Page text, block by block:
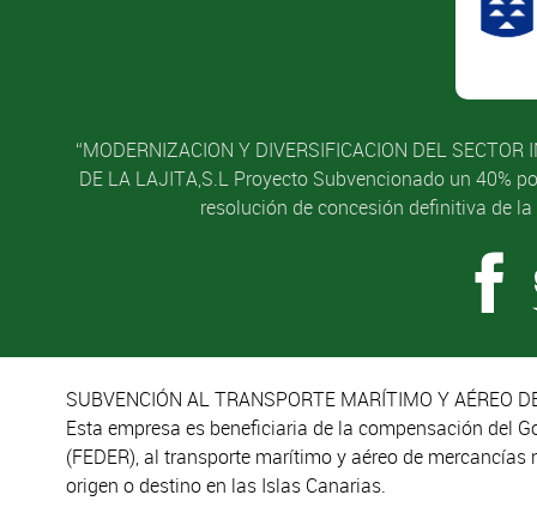
“MODERNIZACION Y DIVERSIFICACION DEL
DE LA LAJITA,S.L Proyecto Subvencionado un 40%
resolución de concesión definitiva de
SUBVENCIÓN AL TRANSPORTE MARÍTIMO Y AÉREO
Esta empresa es beneficiaria de la compensación del
(FEDER), al transporte marítimo y aéreo de
origen o destino en las Islas Canarias.